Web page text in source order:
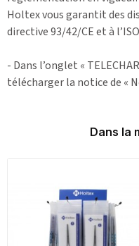
Holtex vous garantit des
directive 93/42/CE et à
- Dans l’onglet «
télécharger la notice de «
Dans la